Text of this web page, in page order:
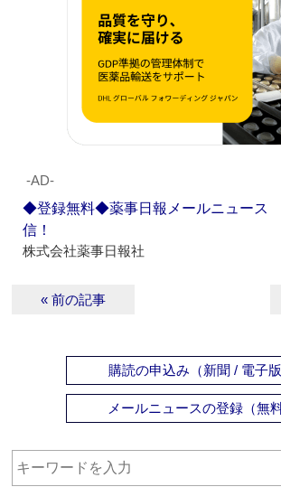
‐AD‐
◆登録無料◆薬事日報メールニュース
信！
株式会社薬事日報社
« 前の記事
購読の申込み（新聞 / 電子版
メールニュースの登録（無料